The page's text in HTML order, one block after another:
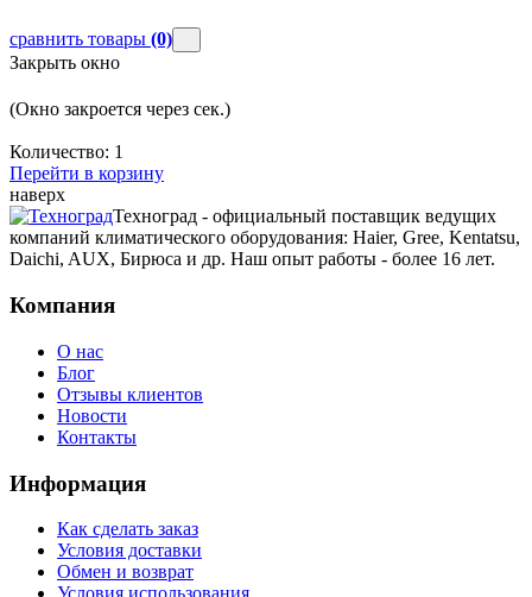
сравнить товары (0)
Закрыть окно
(Окно закроется через сек.)
Количество: 1
Перейти в корзину
наверх
Техноград - официальный поставщик ведущих
компаний климатического оборудования: Haier, Gree, Kentatsu,
Daichi, AUX, Бирюса и др. Наш опыт работы - более 16 лет.
Компания
О нас
Блог
Отзывы клиентов
Новости
Контакты
Информация
Как сделать заказ
Условия доставки
Обмен и возврат